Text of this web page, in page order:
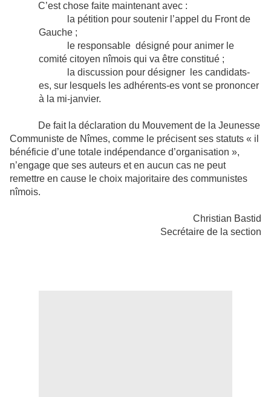
C’est chose faite maintenant avec :
la pétition pour soutenir l’appel du Front de
Gauche ;
le responsable désigné pour animer le
comité citoyen nîmois qui va être constitué ;
la discussion pour désigner les candidats-
es, sur lesquels les adhérents-es vont se prononcer
à la mi-janvier.
De fait la déclaration du Mouvement de la Jeunesse
Communiste de Nîmes, comme le précisent ses statuts « il
bénéficie d’une totale indépendance d’organisation »,
n’engage que ses auteurs et en aucun cas ne peut
remettre en cause le choix majoritaire des communistes
nîmois.
Christian Bastid
Secrétaire de la section